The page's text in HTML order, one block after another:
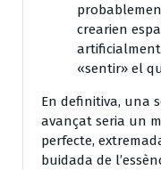
crearien
«sentir» el
En definitiva, una
avançat seria un
perfecte,
buidada de